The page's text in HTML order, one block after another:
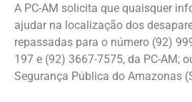
A PC-AM solicita que quaisquer
ajudar na localização dos
repassadas para o número (92)
197 e (92) 3667-7575, da PC-AM;
Segurança Pública do Amazonas